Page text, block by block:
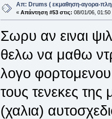
Απ: Drums ( εκμαθηση-αγορα-
« Απάντηση #53 στις: 08/01/06, 01:50
Σωρυ αν ειναι
θελω να μαθω
λογο
τους τενεκες
(χαλια)